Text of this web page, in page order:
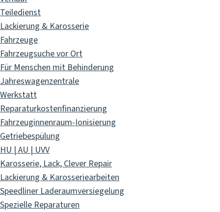
Teiledienst
Lackierung & Karosserie
Fahrzeuge
Fahrzeugsuche vor Ort
Für Menschen mit Behinderung
Jahreswagenzentrale
Werkstatt
Reparaturkostenfinanzierung
Fahrzeuginnenraum-Ionisierung
Getriebespülung
HU | AU | UVV
Karosserie, Lack, Clever Repair
Lackierung & Karosseriearbeiten
Speedliner Laderaumversiegelung
Spezielle Reparaturen